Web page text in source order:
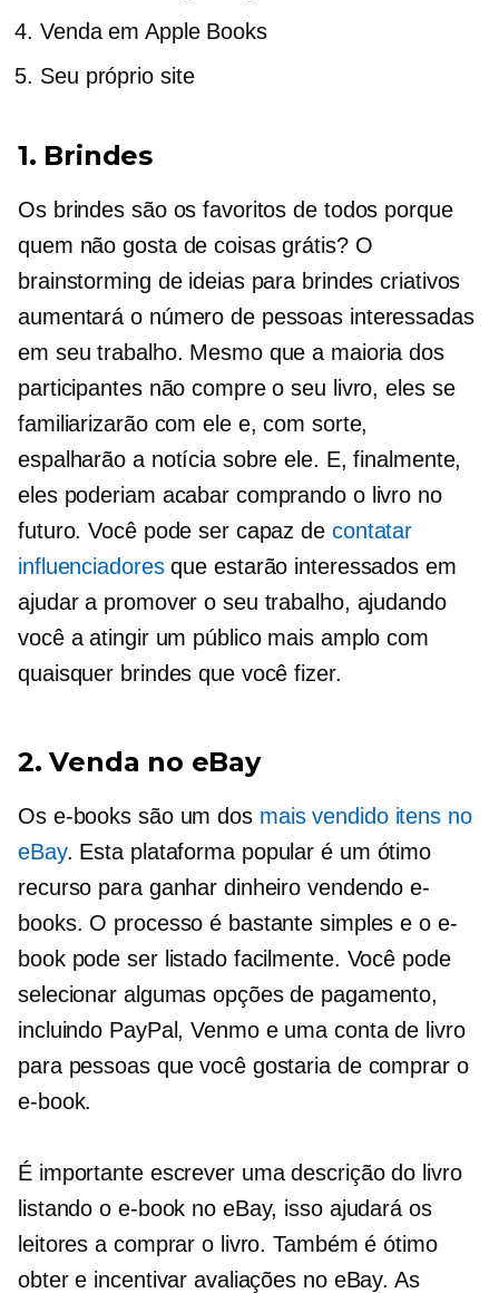
Venda em Apple Books
Seu próprio site
1. Brindes
Os brindes são os favoritos de todos porque
quem não gosta de coisas grátis? O
brainstorming de ideias para brindes criativos
aumentará o número de pessoas interessadas
em seu trabalho. Mesmo que a maioria dos
participantes não compre o seu livro, eles se
familiarizarão com ele e, com sorte,
espalharão a notícia sobre ele. E, finalmente,
eles poderiam acabar comprando o livro no
futuro. Você pode ser capaz de contatar
influenciadoresque estarão interessados ​​em
ajudar a promover o seu trabalho, ajudando
você a atingir um público mais amplo com
quaisquer brindes que você fizer.
2. Venda no eBay
Os e-books são um dos mais vendidoitens no
eBay. Esta plataforma popular é um ótimo
recurso para ganhar dinheiro vendendo e-
books. O processo é bastante simples e o e-
book pode ser listado facilmente. Você pode
selecionar algumas opções de pagamento,
incluindo PayPal, Venmo e uma conta de livro
para pessoas que você gostaria de comprar o
e-book.
É importante escrever uma descrição do livro
listando o e-book no eBay, isso ajudará os
leitores a comprar o livro. Também é ótimo
obter e incentivar avaliações no eBay. As